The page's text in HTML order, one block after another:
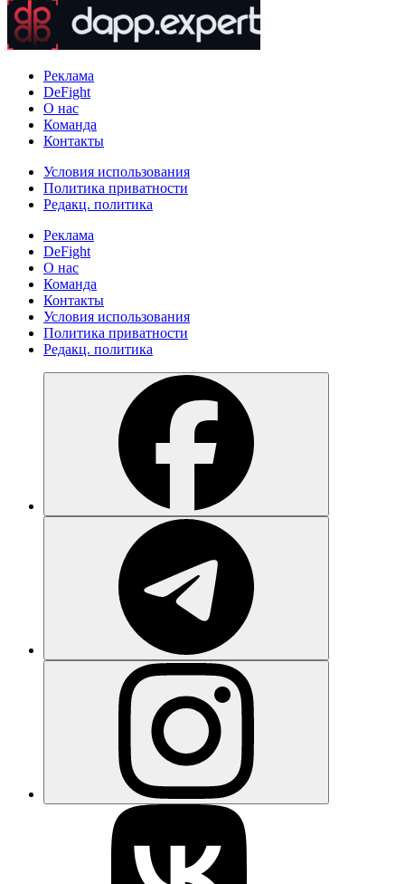
Реклама
DeFight
О нас
Команда
Контакты
Условия использования
Политика приватности
Редакц. политика
Реклама
DeFight
О нас
Команда
Контакты
Условия использования
Политика приватности
Редакц. политика